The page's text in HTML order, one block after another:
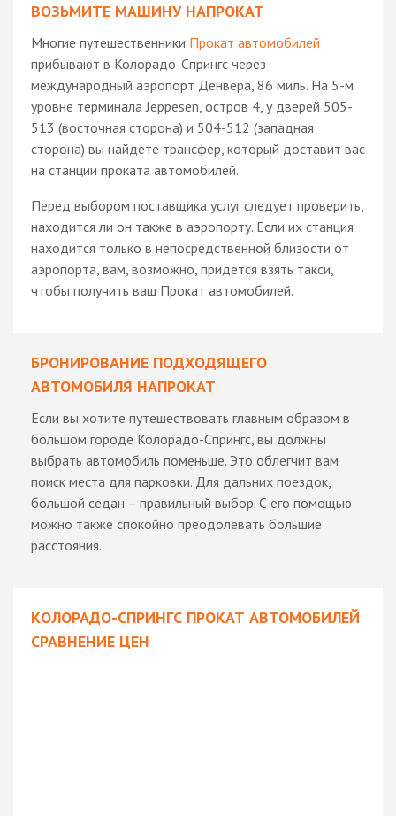
ВОЗЬМИТЕ МАШИНУ НАПРОКАТ
Многие путешественники Прокат автомобилей
прибывают в Колорадо-Спрингс через
международный аэропорт Денвера, 86 миль. На 5-м
уровне терминала Jeppesen, остров 4, у дверей 505-
513 (восточная сторона) и 504-512 (западная
сторона) вы найдете трансфер, который доставит вас
на станции проката автомобилей.
Перед выбором поставщика услуг следует проверить,
находится ли он также в аэропорту. Если их станция
находится только в непосредственной близости от
аэропорта, вам, возможно, придется взять такси,
чтобы получить ваш Прокат автомобилей.
БРОНИРОВАНИЕ ПОДХОДЯЩЕГО
АВТОМОБИЛЯ НАПРОКАТ
Если вы хотите путешествовать главным образом в
большом городе Колорадо-Спрингс, вы должны
выбрать автомобиль поменьше. Это облегчит вам
поиск места для парковки. Для дальних поездок,
большой седан – правильный выбор. С его помощью
можно также спокойно преодолевать большие
расстояния.
КОЛОРАДО-СПРИНГС ПРОКАТ АВТОМОБИЛЕЙ
СРАВНЕНИЕ ЦЕН